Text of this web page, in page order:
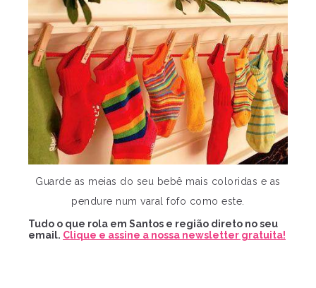
Guarde as meias do seu bebê mais coloridas e as
pendure num varal fofo como este.
Tudo o que rola em Santos e região direto no seu
email. Clique e assine a nossa newsletter gratuita!